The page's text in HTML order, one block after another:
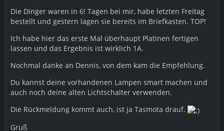
Die Dinger waren in 6! Tagen bei mir, habe letzten Freitag
bestellt und gestern lagen sie bereits im Briefkasten. TOP!
Ich habe hier das erste Mal überhaupt Platinen fertigen
lassen und das Ergebnis ist wirklich 1A.
Nochmal danke an Dennis, von dem kam die Empfehlung.
Du kannst deine vorhandenen Lampen smart machen und
auch noch deine alten Lichtschalter verwenden.
Die Rückmeldung kommt auch, ist ja Tasmota drauf.
Gruß